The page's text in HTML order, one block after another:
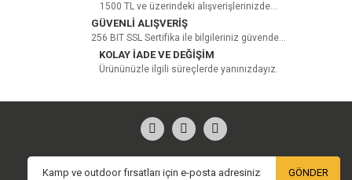
Yorum Yaz
1500 TL ve üzerindeki alışverişlerinizde...
GÜVENLİ ALIŞVERİŞ
256 BIT SSL Sertifika ile bilgileriniz güvende...
KOLAY İADE VE DEĞİŞİM
Ürününüzle ilgili süreçlerde yanınızdayız.
GÖNDER